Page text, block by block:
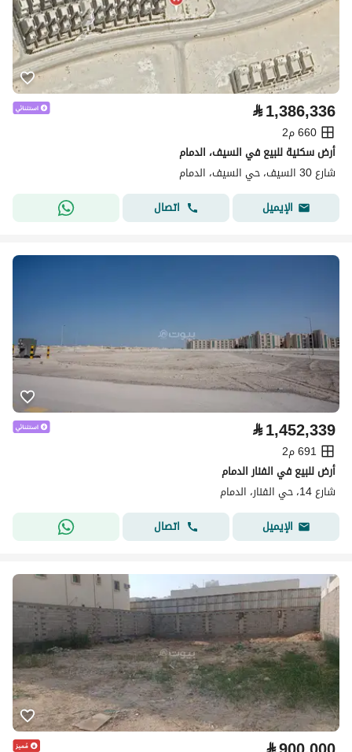
⃁1,386,336
660 م2
أرض سكنية للبيع في السيف، الدمام
شارع 30 السيف، حي السيف، الدمام
الإيميل
اتصال
⃁1,452,339
691 م2
أرض للبيع في الفنار الدمام
شارع 14، حي الفنار، الدمام
الإيميل
اتصال